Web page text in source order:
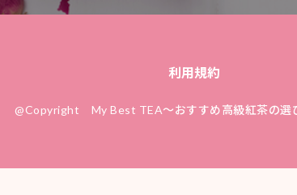
利用規約
@Copyright My Best TEA〜おすすめ高級紅茶の選